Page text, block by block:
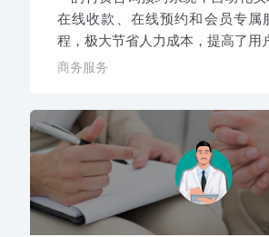
在线收款、在线预约和会员专属
程，极大节省人力成本，提高了用
商务服务